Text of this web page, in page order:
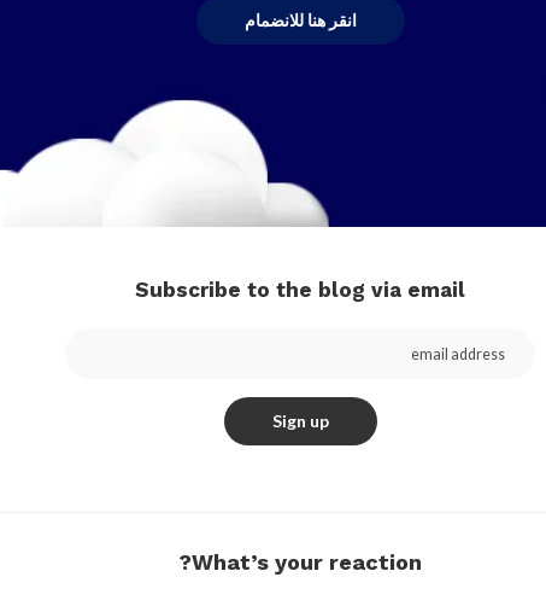
انقر هنا للانضمام
Subscribe to the blog via email
What’s your reaction?